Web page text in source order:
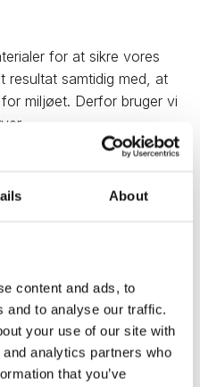
About
content and ads, to
and to analyse our traffic.
your use of our site with
analytics partners who
that you’ve
for at sikre vores
resultat samtidig med, at
miljøet. Derfor bruger vi
tapetseret, opsat filt
kan vi hos Vemmelund
84 17 00eller40 30 90
tilbud. Du kan
eller